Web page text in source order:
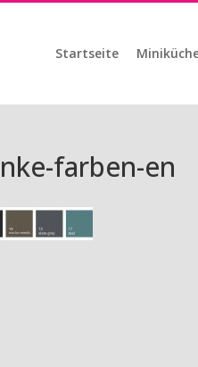
Startseite
farben-en